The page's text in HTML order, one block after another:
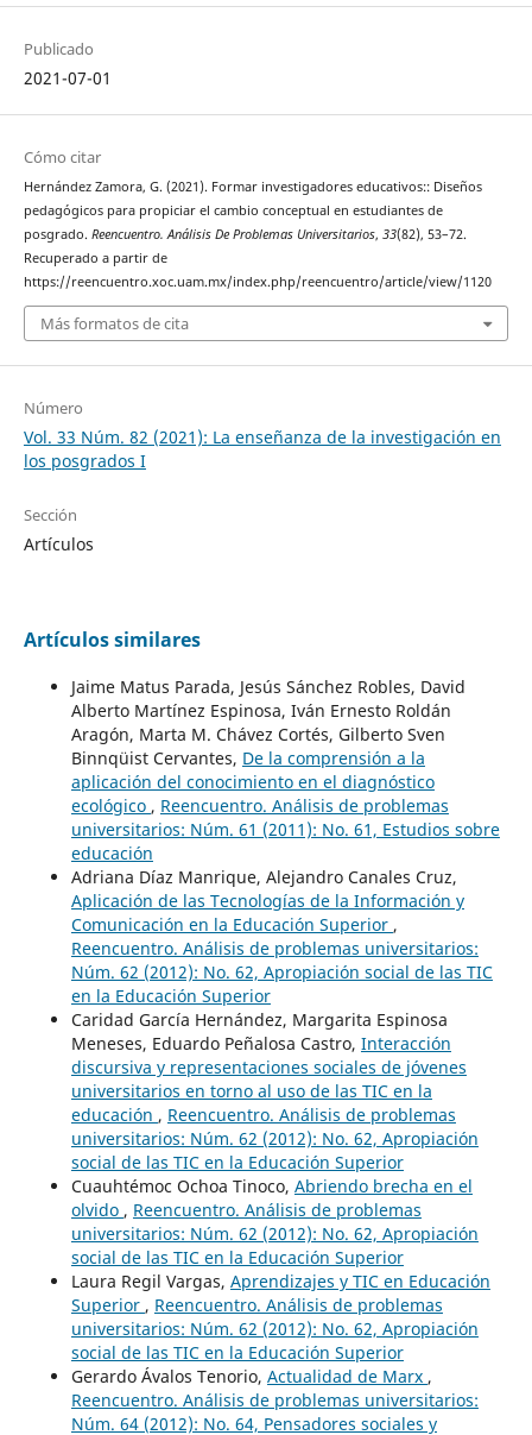
Publicado
2021-07-01
Cómo citar
Hernández Zamora, G. (2021). Formar investigadores educativos:: Diseños
pedagógicos para propiciar el cambio conceptual en estudiantes de
posgrado. Reencuentro. Análisis De Problemas Universitarios, 33(82), 53–72.
Recuperado a partir de
https://reencuentro.xoc.uam.mx/index.php/reencuentro/article/view/1120
Más formatos de cita
Número
Vol. 33 Núm. 82 (2021): La enseñanza de la investigación en
los posgrados I
Sección
Artículos
Artículos similares
Jaime Matus Parada, Jesús Sánchez Robles, David
Alberto Martínez Espinosa, Iván Ernesto Roldán
Aragón, Marta M. Chávez Cortés, Gilberto Sven
Binnqüist Cervantes, De la comprensión a la
aplicación del conocimiento en el diagnóstico
ecológico , Reencuentro. Análisis de problemas
universitarios: Núm. 61 (2011): No. 61, Estudios sobre
educación
Adriana Díaz Manrique, Alejandro Canales Cruz,
Aplicación de las Tecnologías de la Información y
Comunicación en la Educación Superior ,
Reencuentro. Análisis de problemas universitarios:
Núm. 62 (2012): No. 62, Apropiación social de las TIC
en la Educación Superior
Caridad García Hernández, Margarita Espinosa
Meneses, Eduardo Peñalosa Castro, Interacción
discursiva y representaciones sociales de jóvenes
universitarios en torno al uso de las TIC en la
educación , Reencuentro. Análisis de problemas
universitarios: Núm. 62 (2012): No. 62, Apropiación
social de las TIC en la Educación Superior
Cuauhtémoc Ochoa Tinoco, Abriendo brecha en el
olvido , Reencuentro. Análisis de problemas
universitarios: Núm. 62 (2012): No. 62, Apropiación
social de las TIC en la Educación Superior
Laura Regil Vargas, Aprendizajes y TIC en Educación
Superior , Reencuentro. Análisis de problemas
universitarios: Núm. 62 (2012): No. 62, Apropiación
social de las TIC en la Educación Superior
Gerardo Ávalos Tenorio, Actualidad de Marx ,
Reencuentro. Análisis de problemas universitarios:
Núm. 64 (2012): No. 64, Pensadores sociales y